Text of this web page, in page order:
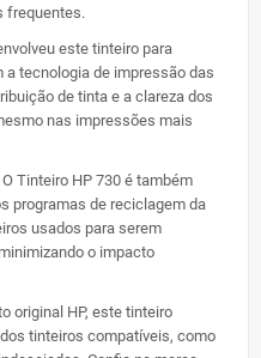
frequentes.
este tinteiro para
tecnologia de impressão das
de tinta e a clareza dos
nas impressões mais
O Tinteiro HP 730 é também
programas de reciclagem da
usados para serem
o impacto
original HP, este tinteiro
tinteiros compatíveis, como